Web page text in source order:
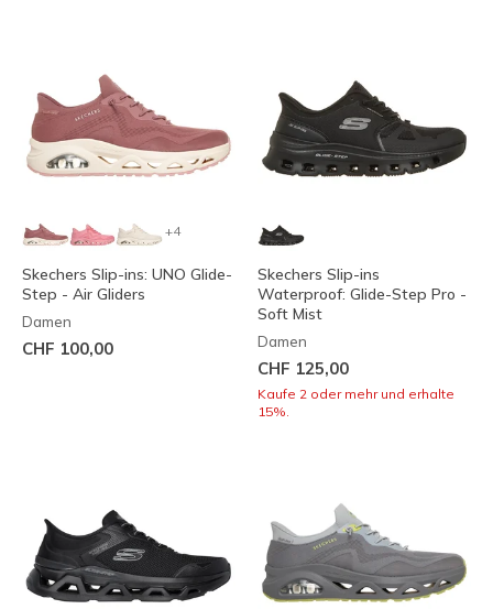
+4
Skechers Slip-ins: UNO Glide-
Step - Air Gliders
Damen
CHF 100,00
Skechers Slip-ins
Waterproof: Glide-Step Pro -
Soft Mist
Damen
CHF 125,00
Kaufe 2 oder mehr und erhalte
15%.